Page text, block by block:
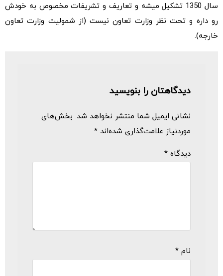
سال 1350 تشکیل میشه و تعاریف و تشریفات مخصوص به خودش
رو داره و تحت نظر وزارت تعاون نیست (از شمولیت وزارت تعاون
خارجه).
دیدگاهتان را بنویسید
نشانی ایمیل شما منتشر نخواهد شد. بخش‌های
موردنیاز علامت‌گذاری شده‌اند *
دیدگاه *
نام *